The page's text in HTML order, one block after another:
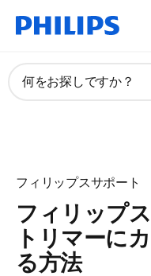
何をお探しですか？
フィリップスサポート
フィリップ
トリマーに
る方法